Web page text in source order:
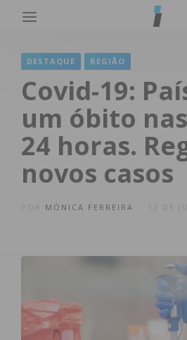
DESTAQUE REGIÃO
Covid-19:
um óbito
24 horas.
novos casos
MÓNICA FERREIRA